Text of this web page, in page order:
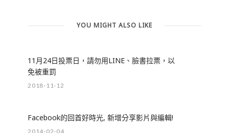
YOU MIGHT ALSO LIKE
11月24日投票日，請勿用LINE、臉書拉票，以
免被重罰
2018-11-12
Facebook的回首好時光, 新增分享影片與編輯!
2014-02-04